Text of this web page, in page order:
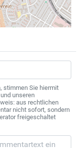
stimmen Sie hiermit
unseren
aus rechtlichen
nicht sofort, sondern
freigeschaltet